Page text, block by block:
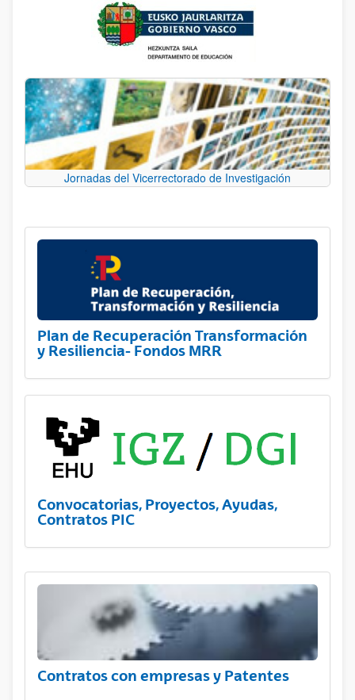
Jornadas del Vicerrectorado de Investigación
Plan de Recuperación Transformación
y Resiliencia- Fondos MRR
Convocatorias, Proyectos, Ayudas,
Contratos PIC
Contratos con empresas y Patentes